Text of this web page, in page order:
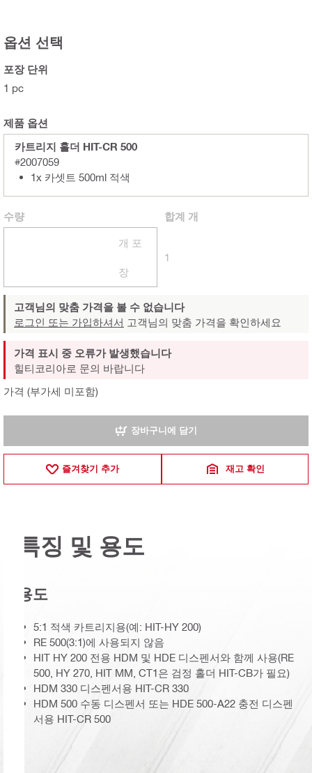
옵션 선택
포장 단위
1 pc
제품 옵션
카트리지 홀더 HIT-CR 500
#2007059
1x 카셋트 500ml 적색
수량
개 포
장
합계 개
1
고객님의 맞춤 가격을 볼 수 없습니다
로그인 또는 가입하셔서 고객님의 맞춤 가격을 확인하세요
가격 (부가세 미포함)
가격 표시 중 오류가 발생했습니다
힐티코리아로 문의 바랍니다
장바구니에 담기
즐겨찾기 추가 재고 확인
특징 및 용도
용도
5:1 적색 카트리지용(예: HIT-HY 200)
RE 500(3:1)에 사용되지 않음
HIT HY 200 전용 HDM 및 HDE 디스펜서와 함께 사용(RE
500, HY 270, HIT MM, CT1은 검정 홀더 HIT-CB가 필요)
HDM 330 디스펜서용 HIT-CR 330
HDM 500 수동 디스펜서 또는 HDE 500-A22 충전 디스펜
서용 HIT-CR 500